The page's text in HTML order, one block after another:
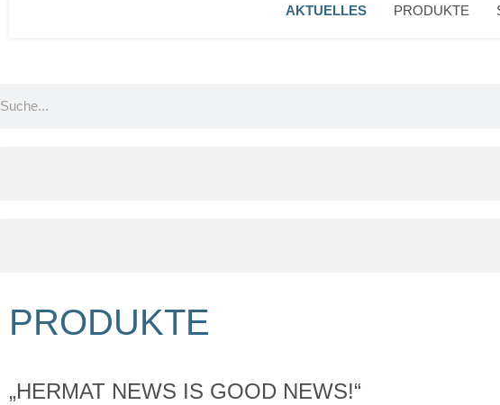
AKTUELLES PRODUKTE
PRODUKTE
„HERMAT NEWS IS GOOD NEWS!“